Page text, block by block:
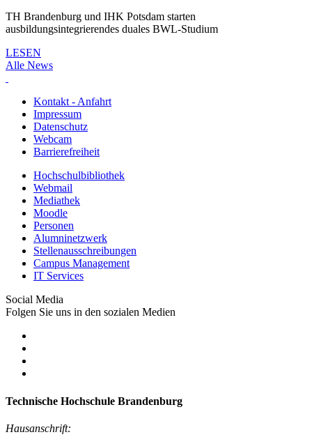
TH Brandenburg und IHK Potsdam starten
ausbildungsintegrierendes duales BWL-Studium
LESEN
Alle News
Kontakt - Anfahrt
Impressum
Datenschutz
Webcam
Barrierefreiheit
Hochschulbibliothek
Webmail
Mediathek
Moodle
Personen
Alumninetzwerk
Stellenausschreibungen
Campus Management
IT Services
Social Media
Folgen Sie uns in den sozialen Medien
Technische Hochschule Brandenburg
Hausanschrift: